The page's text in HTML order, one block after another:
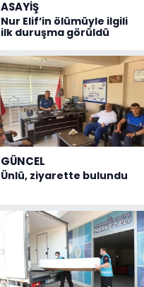
ASAYİŞ
Nur Elif’in ölümüyle ilgili
ilk duruşma görüldü
GÜNCEL
Ünlü, ziyarette bulundu